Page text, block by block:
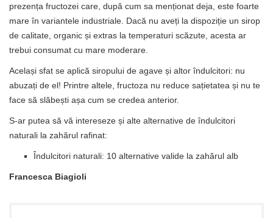
prezența fructozei care, după cum sa menționat deja, este foarte
mare în variantele industriale. Dacă nu aveți la dispoziție un sirop
de calitate, organic și extras la temperaturi scăzute, acesta ar
trebui consumat cu mare moderare.
Același sfat se aplică siropului de agave și altor îndulcitori: nu
abuzați de el! Printre altele, fructoza nu reduce sațietatea și nu te
face să slăbești așa cum se credea anterior.
S-ar putea să vă intereseze și alte alternative de îndulcitori
naturali la zahărul rafinat:
Îndulcitori naturali: 10 alternative valide la zahărul alb
Francesca Biagioli